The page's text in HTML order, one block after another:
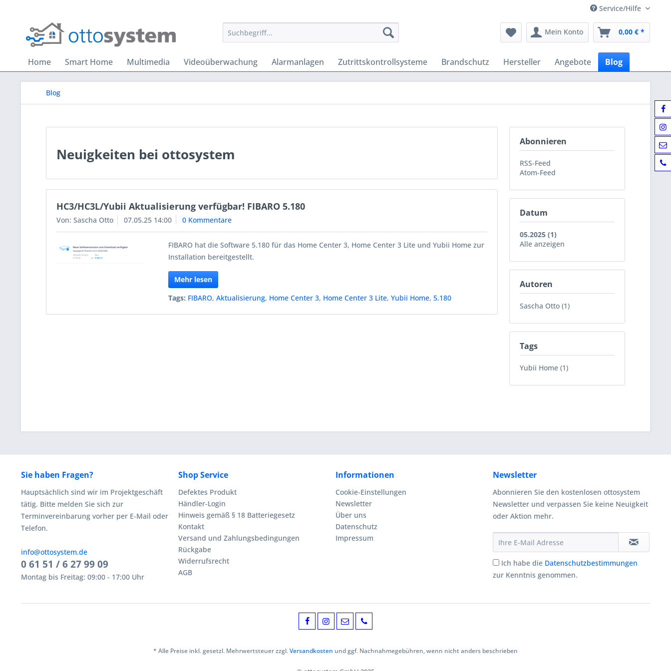
Service/Hilfe
Mein Konto 0,00 € *
Home Smart Home Multimedia Videoüberwachung Alarmanlagen Zutrittskontrollsysteme Brandschutz Hersteller Angebote Blog
Blog
Abonnieren
RSS-Feed
Atom-Feed
Datum
05.2025 (1)
Alle anzeigen
Autoren
Sascha Otto (1)
Tags
Yubii Home (1)
Neuigkeiten bei ottosystem
HC3/HC3L/Yubii Aktualisierung verfügbar! FIBARO 5.180
Von: Sascha Otto 07.05.25 14:00 0 Kommentare
FIBARO hat die Software 5.180 für das Home Center 3, Home Center 3 Lite und Yubii Home zur
Installation bereitgestellt.
Mehr lesen
Tags: FIBARO,Aktualisierung, Home Center 3, Home Center 3 Lite,Yubii Home,5.180
Sie haben Fragen?
Hauptsächlich sind wir im Projektgeschäft
tätig. Bitte melden Sie sich zur
Terminvereinbarung vorher per E-Mail oder
Telefon.
info@ottosystem.de
0 61 51 / 6 27 99 09
Montag bis Freitag: 09:00 - 17:00 Uhr
Shop Service
Defektes Produkt
Händler-Login
Hinweis gemäß § 18 Batteriegesetz
Kontakt
Versand und Zahlungsbedingungen
Rückgabe
Widerrufsrecht
AGB
Informationen
Cookie-Einstellungen
Newsletter
Über uns
Datenschutz
Impressum
Newsletter
Abonnieren Sie den kostenlosen ottosystem
Newsletter und verpassen Sie keine Neuigkeit
oder Aktion mehr.
Ich habe die Datenschutzbestimmungen
zur Kenntnis genommen.
* Alle Preise inkl. gesetzl. Mehrwertsteuer zzgl.Versandkosten und ggf. Nachnahmegebühren, wenn nicht anders beschrieben